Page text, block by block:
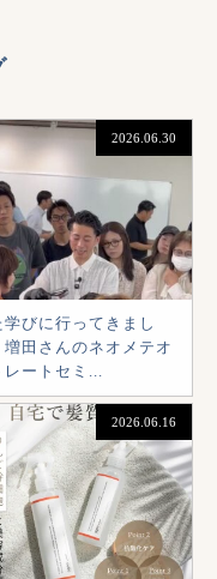
2026.06.30
学びに行ってきまし
増田さんのネオメテオ
レートセミ...
2026.06.16